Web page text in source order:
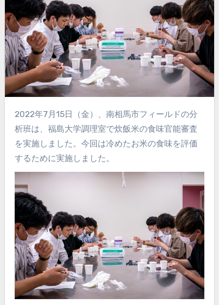
2022年7月15日（金）、南相馬市フィールドの分
析班は、福島大学調理室で炊飯米の食味官能審査
を実施しました。今回は冷めたお米の食味を評価
するために実施しました。